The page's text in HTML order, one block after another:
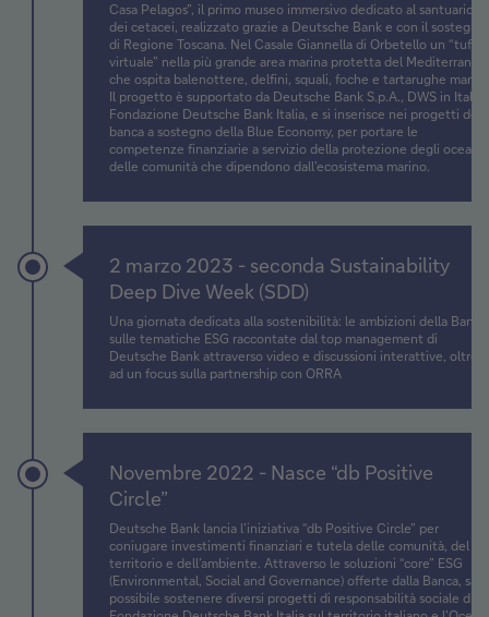
Casa Pelagos”, il primo museo immersivo dedicato al santuario
dei cetacei, realizzato grazie a Deutsche Bank e con il sostegno
di Regione Toscana. Nel Casale Giannella di Orbetello un “tuffo
virtuale” nella più grande area marina protetta del Mediterraneo
che ospita balenottere, delfini, squali, foche e tartarughe
Il progetto è supportato da Deutsche Bank S.p.A., DWS in Italia
Fondazione Deutsche Bank Italia, e si inserisce nei progetti
banca a sostegno della Blue Economy, per portare le
competenze finanziarie a servizio della protezione degli oceani
delle comunità che dipendono dall’ecosistema marino.
Timeline
Item
2
2 marzo 2023 - seconda Sustainability
Deep Dive Week (SDD)
Una giornata dedicata alla sostenibilità: le ambizioni della Banca
sulle tematiche ESG raccontate dal top management di
Deutsche Bank attraverso video e discussioni interattive, oltre
ad un focus sulla partnership con ORRA
Timeline
Item
3
Novembre 2022 - Nasce “db Positive
Circle”
Deutsche Bank lancia l’iniziativa “db Positive Circle” per
coniugare investimenti finanziari e tutela delle comunità, del
territorio e dell’ambiente. Attraverso le soluzioni “core” ESG
(Environmental, Social and Governance) offerte dalla Banca, sarà
possibile sostenere diversi progetti di responsabilità sociale di